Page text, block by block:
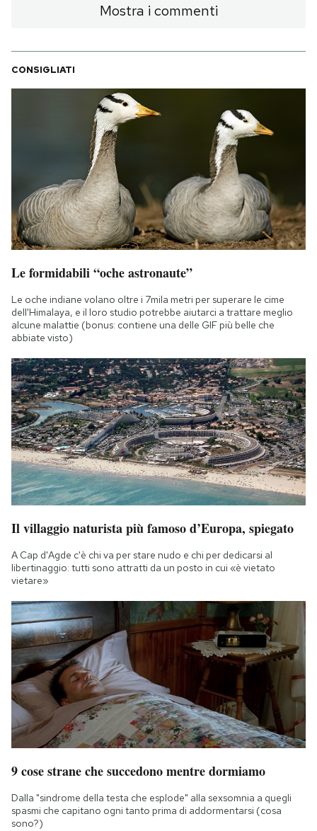
Mostra i commenti
CONSIGLIATI
Le formidabili “oche astronaute”
Le oche indiane volano oltre i 7mila metri per superare le cime
dell'Himalaya, e il loro studio potrebbe aiutarci a trattare meglio
alcune malattie (bonus: contiene una delle GIF più belle che
abbiate visto)
Il villaggio naturista più famoso d’Europa, spiegato
A Cap d'Agde c'è chi va per stare nudo e chi per dedicarsi al
libertinaggio: tutti sono attratti da un posto in cui «è vietato
vietare»
9 cose strane che succedono mentre dormiamo
Dalla "sindrome della testa che esplode" alla sexsomnia a quegli
spasmi che capitano ogni tanto prima di addormentarsi (cosa
sono?)